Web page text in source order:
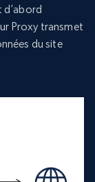
d’abord
Proxy transmet
du site